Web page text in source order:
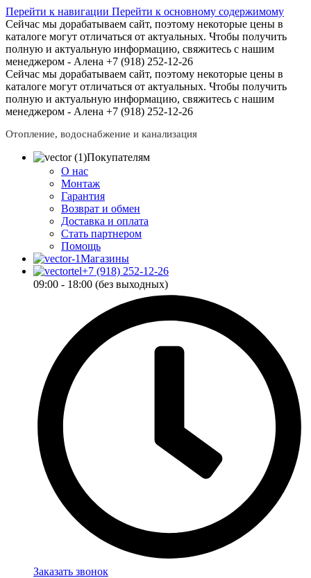
Перейти к навигации Перейти к основному содержимому
Сейчас мы дорабатываем сайт, поэтому некоторые цены в
каталоге могут отличаться от актуальных. Чтобы получить
полную и актуальную информацию, свяжитесь с нашим
менеджером - Алена +7 (918) 252-12-26
Сейчас мы дорабатываем сайт, поэтому некоторые цены в
каталоге могут отличаться от актуальных. Чтобы получить
полную и актуальную информацию, свяжитесь с нашим
менеджером - Алена +7 (918) 252-12-26
Отопление, водоснабжение и канализация
Покупателям
О нас
Монтаж
Гарантия
Возврат и обмен
Доставка и оплата
Стать партнером
Помощь
Магазины
+7 (918) 252-12-26
09:00 - 18:00 (без выходных)
Заказать звонок